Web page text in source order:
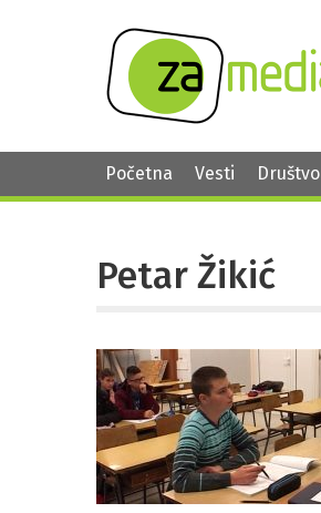
Početna Vesti Društvo
Petar Žikić